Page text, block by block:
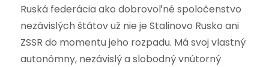
Ruská federácia ako dobrovoľné spoločenstvo
nezávislých štátov už nie je Stalinovo Rusko ani
ZSSR do momentu jeho rozpadu. Má svoj vlastný
autonómny, nezávislý a slobodný vnútorný